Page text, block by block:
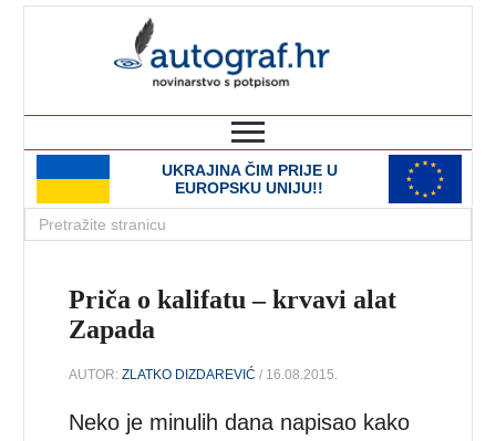
UKRAJINA ČIM PRIJE U
EUROPSKU UNIJU!!
Priča o kalifatu – krvavi alat
Zapada
AUTOR:ZLATKO DIZDAREVIĆ / 16.08.2015.
Neko je minulih dana napisao kako